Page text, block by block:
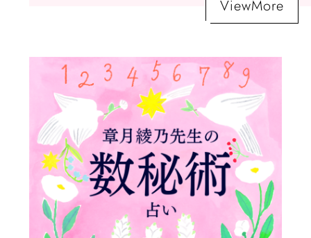
ViewMore